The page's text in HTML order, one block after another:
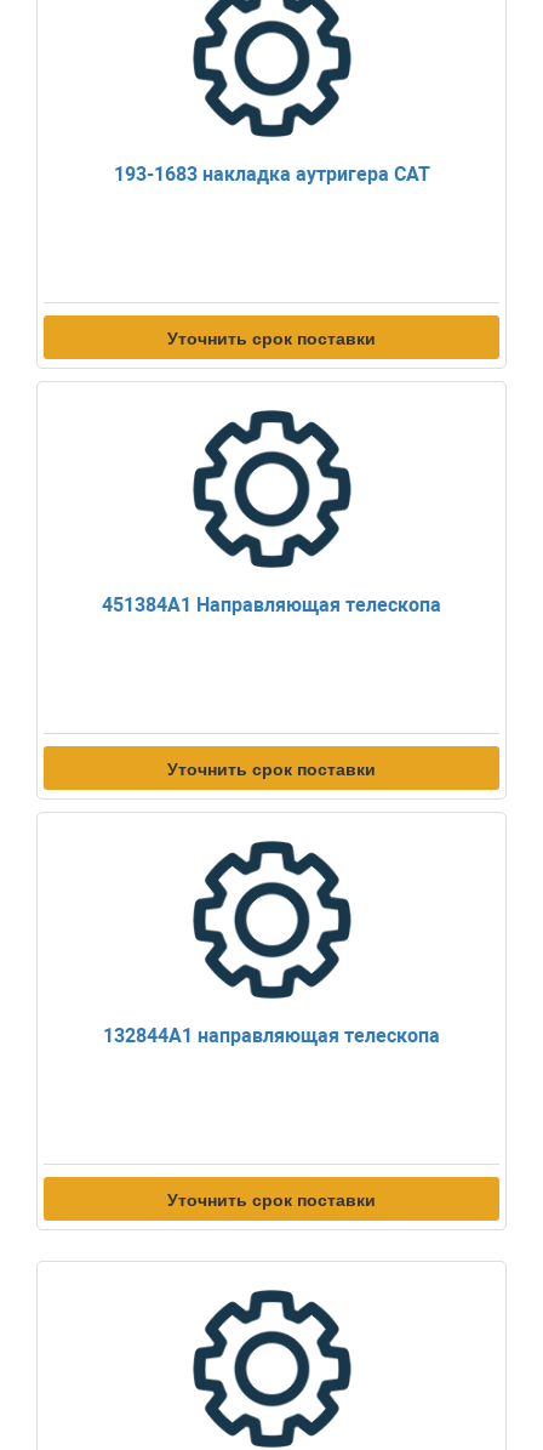
193-1683 накладка аутригера CAT
Уточнить срок поставки
451384A1 Направляющая телескопа
Уточнить срок поставки
132844A1 направляющая телескопа
Уточнить срок поставки